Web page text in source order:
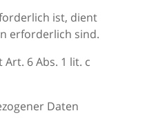
ist, dient
erforderlich sind.
6 Abs. 1 lit. c
Daten